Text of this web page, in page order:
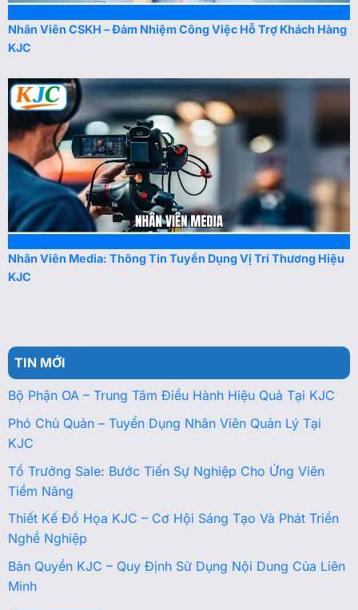
Nhân Viên CSKH – Đảm Nhiệm Công Việc Hỗ Trợ Khách Hàng
KJC
Nhân Viên Media: Thông Tin Tuyển Dụng Vị Trí Thương Hiệu
KJC
TIN MỚI
Bộ Phận OA – Trung Tâm Điều Hành Hiệu Quả Tại KJC
Phó Chủ Quản – Tuyển Dụng Nhân Viên Quản Lý Tại
KJC
Tổ Trưởng Sale: Bước Tiến Sự Nghiệp Cho Ứng Viên
Tiềm Năng
Thiết Kế Đồ Họa KJC – Cơ Hội Sáng Tạo Và Phát Triển
Nghề Nghiệp
Bản Quyền KJC – Quy Định Sử Dụng Nội Dung Của Liên
Minh